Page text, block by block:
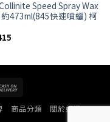
Speed Spray Wax
473ml(845快速噴蠟) 柯
Delivery
商品分類 關於好蠟